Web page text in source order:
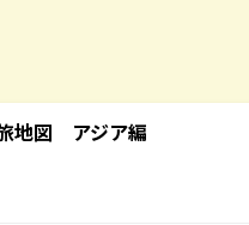
地図 アジア編